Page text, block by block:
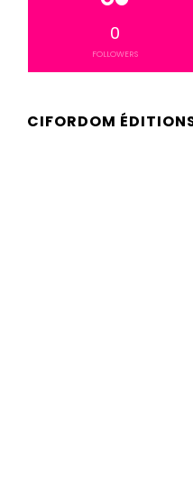
0
FOLLOWERS
CIFORDOM